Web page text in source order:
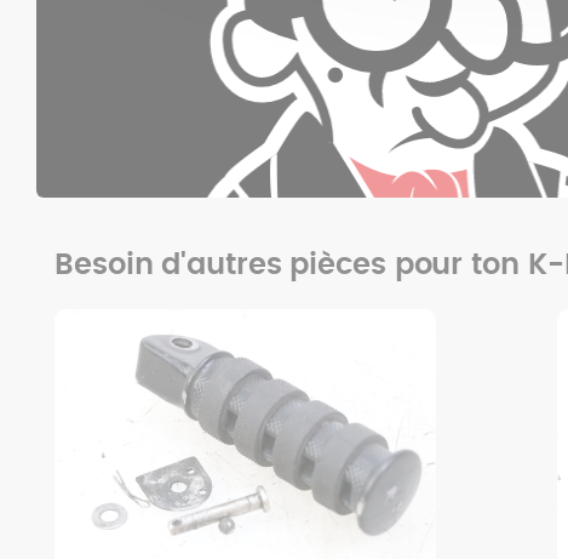
Besoin d'autres pièces pour ton K-